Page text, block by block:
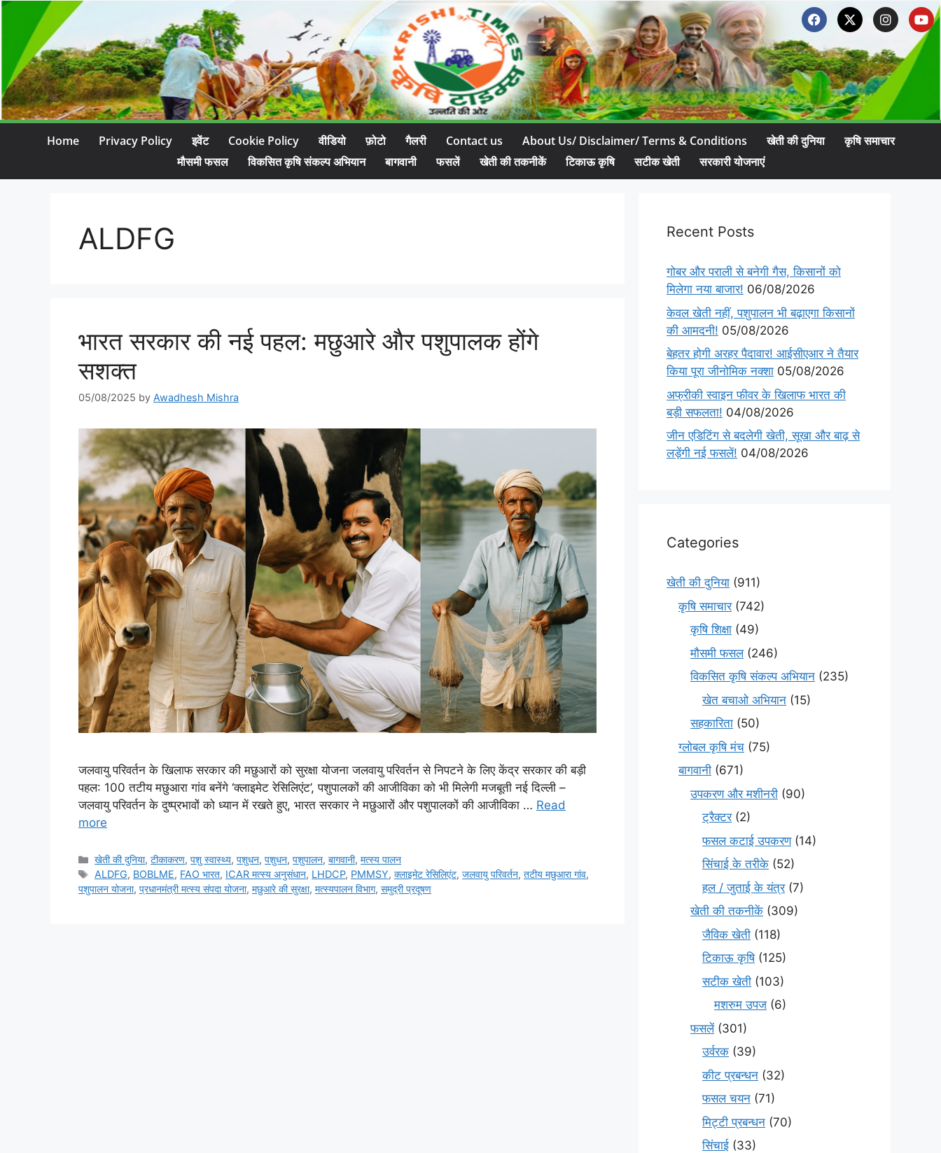
Home Privacy Policy इवेंट Cookie Policy वीडियो फ़ोटो गैलरी Contact us About Us/ Disclaimer/ Terms & Conditions खेती की दुनिया
कृषि समाचार
मौसमी फसल
विकसित कृषि संकल्प अभियान बागवानी फसलें खेती की तकनीकें टिकाऊ कृषि सटीक खेती सरकारी योजनाएं
ALDFG
भारत सरकार की नई पहल: मछुआरे और पशुपालक होंगे
सशक्त
05/08/2025 by Awadhesh Mishra
जलवायु परिवर्तन के खिलाफ सरकार की मछुआरों को सुरक्षा योजना जलवायु परिवर्तन से निपटने के लिए केंद्र सरकार की बड़ी
पहल: 100 तटीय मछुआरा गांव बनेंगे ‘क्लाइमेट रेसिलिएंट’, पशुपालकों की आजीविका को भी मिलेगी मजबूती नई दिल्ली –
जलवायु परिवर्तन के दुष्प्रभावों को ध्यान में रखते हुए, भारत सरकार ने मछुआरों और पशुपालकों की आजीविका … Read
more
खेती की दुनिया,टीकाकरण,पशु स्वास्थ्य,पशुधन,पशुधन,पशुपालन,बागवानी,मत्स्य पालन
ALDFG, BOBLME, FAO भारत, ICAR मत्स्य अनुसंधान, LHDCP, PMMSY,क्लाइमेट रेसिलिएंट,जलवायु परिवर्तन,तटीय मछुआरा गांव,
पशुपालन योजना, प्रधानमंत्री मत्स्य संपदा योजना, मछुआरे की सुरक्षा, मत्स्यपालन विभाग, समुद्री प्रदूषण
Recent Posts
गोबर और पराली से बनेगी गैस, किसानों को
मिलेगा नया बाजार! 06/08/2026
केवल खेती नहीं, पशुपालन भी बढ़ाएगा किसानों
की आमदनी! 05/08/2026
बेहतर होगी अरहर पैदावार! आईसीएआर ने तैयार
किया पूरा जीनोमिक नक्शा 05/08/2026
अफ्रीकी स्वाइन फीवर के खिलाफ भारत की
बड़ी सफलता! 04/08/2026
जीन एडिटिंग से बदलेगी खेती, सूखा और बाढ़ से
लड़ेंगी नई फसलें! 04/08/2026
Categories
खेती की दुनिया (911)
कृषि समाचार(742)
कृषि शिक्षा (49)
मौसमी फसल(246)
विकसित कृषि संकल्प अभियान (235)
खेत बचाओ अभियान (15)
सहकारिता (50)
ग्लोबल कृषि मंच (75)
बागवानी (671)
उपकरण और मशीनरी (90)
ट्रैक्टर(2)
फसल कटाई उपकरण(14)
सिंचाई के तरीके (52)
हल / जुताई के यंत्र(7)
खेती की तकनीकें (309)
जैविक खेती (118)
टिकाऊ कृषि(125)
सटीक खेती (103)
मशरुम उपज (6)
फसलें(301)
उर्वरक (39)
कीट प्रबन्धन (32)
फसल चयन (71)
मि‌ट्टी प्रबन्धन (70)
सिंचाई (33)